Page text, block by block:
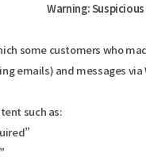
Warning:
some customers who
emails) and messages
such as: